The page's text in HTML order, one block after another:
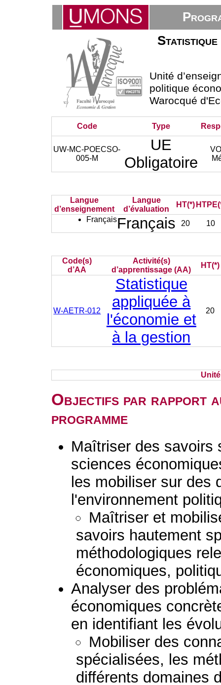
Statistique
Unité
politique
Warocqué
Code Type
UW-MC-POECSO-
005-M
UE
Obligatoire
Langue
d’enseignement
Langue
d’évaluation
HT(*)
FrançaisFrançais 20 10
Code(s)
d’AA
Activité(s)
d’apprentissage (AA)
HT(*)
W-AETR-012
Statistique
appliquée à
l'économie et
à la gestion
20
Objectifs par rapport
programme
Maîtriser des savoirs
sciences
les mobiliser sur des
l'environnement
Maîtriser et
savoirs hautement
méthodologiques
économiques,
Analyser des
économiques
en identifiant les
Mobiliser des
spécialisées, les
différents domaines